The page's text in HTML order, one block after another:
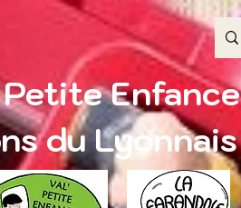
Enfance
du Lyonnais